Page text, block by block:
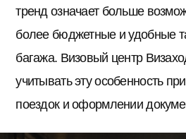
тренд означает больше
более бюджетные и удобные
багажа. Визовый центр
учитывать эту особенность
поездок и оформлении